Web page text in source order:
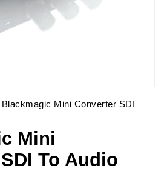
Blackmagic Mini Converter SDI
Mini
To Audio